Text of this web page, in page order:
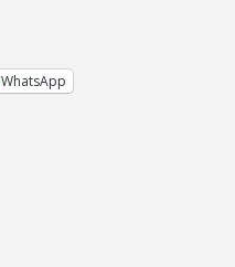
WhatsApp